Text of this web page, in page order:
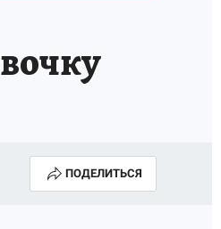
ПОДЕЛИТЬСЯ